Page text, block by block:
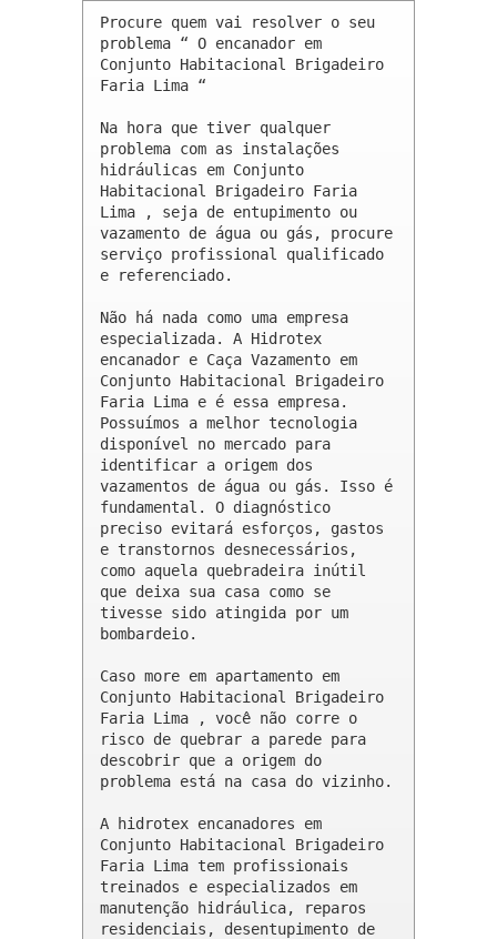
Procure quem vai resolver o seu
problema “ O encanador em
Conjunto Habitacional Brigadeiro
Faria Lima “
Na hora que tiver qualquer
problema com as instalações
hidráulicas em Conjunto
Habitacional Brigadeiro Faria
Lima , seja de entupimento ou
vazamento de água ou gás, procure
serviço profissional qualificado
e referenciado.
Não há nada como uma empresa
especializada. A Hidrotex
encanador e Caça Vazamento em
Conjunto Habitacional Brigadeiro
Faria Lima e é essa empresa.
Possuímos a melhor tecnologia
disponível no mercado para
identificar a origem dos
vazamentos de água ou gás. Isso é
fundamental. O diagnóstico
preciso evitará esforços, gastos
e transtornos desnecessários,
como aquela quebradeira inútil
que deixa sua casa como se
tivesse sido atingida por um
bombardeio.
Caso more em apartamento em
Conjunto Habitacional Brigadeiro
Faria Lima , você não corre o
risco de quebrar a parede para
descobrir que a origem do
problema está na casa do vizinho.
A hidrotex encanadores em
Conjunto Habitacional Brigadeiro
Faria Lima tem profissionais
treinados e especializados em
manutenção hidráulica, reparos
residenciais, desentupimento de